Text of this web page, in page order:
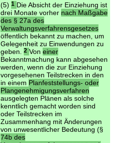
(5) 1 Die Absicht der Einziehung ist
drei Monate vorher nach Maßgabe
des § 27a des
Verwaltungsverfahrensgesetzes
öffentlich bekannt zu machen, um
Gelegenheit zu Einwendungen zu
geben.
2 Von einer
Bekanntmachung kann abgesehen
werden, wenn die zur Einziehung
vorgesehenen Teilstrecken in den
in einem Planfeststellungs- oder
Plangenehmigungsverfahren
ausgelegten Plänen als solche
kenntlich gemacht worden sind
oder Teilstrecken im
Zusammenhang mit Änderungen
von unwesentlicher Bedeutung (§
74b des